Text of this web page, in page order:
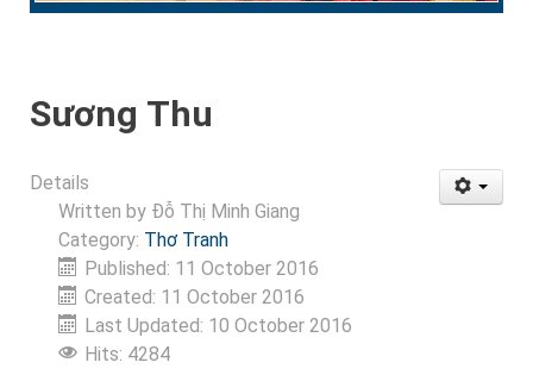
Sương Thu
Details
Written by Đỗ Thị Minh Giang
Category: Thơ Tranh
Published: 11 October 2016
Created: 11 October 2016
Last Updated: 10 October 2016
Hits: 4284